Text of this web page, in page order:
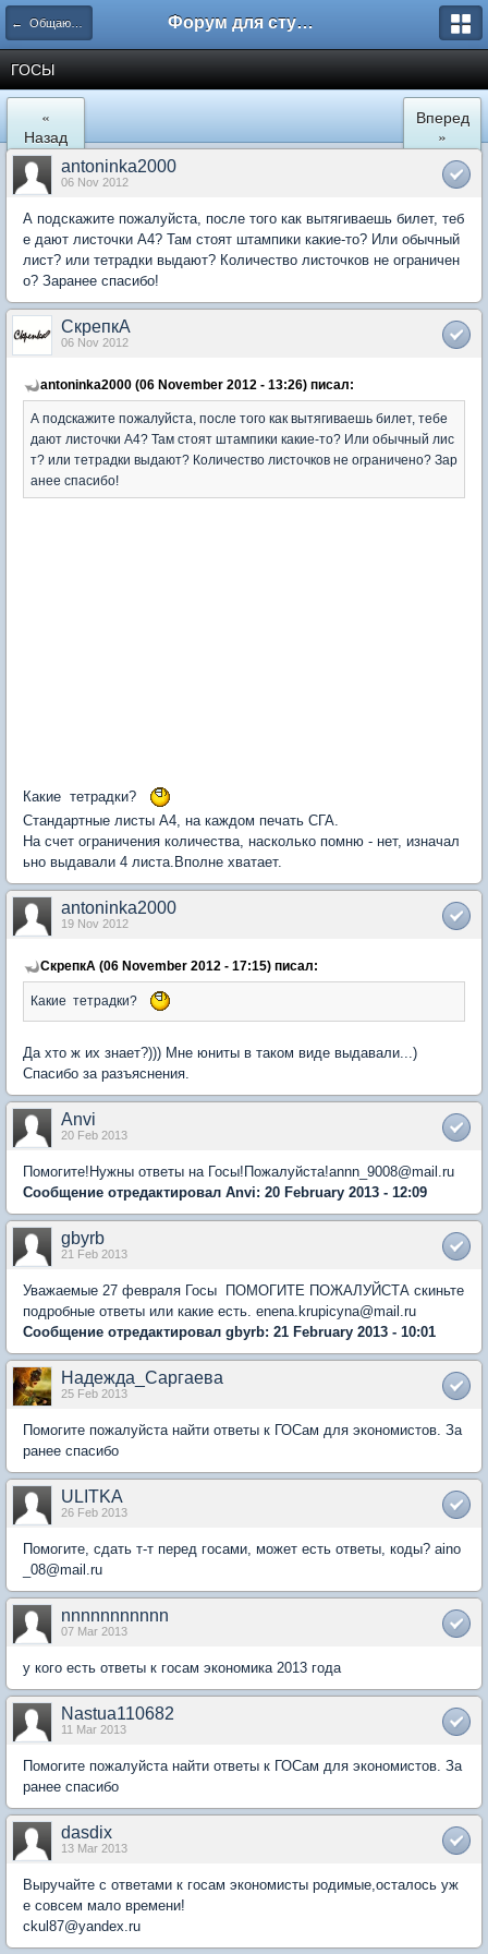
← Общаются экономисты Форум для студента СГА
ГОСЫ
«
Назад
Вперед
»
antoninka2000
06 Nov 2012
А подскажите пожалуйста, после того как вытягиваешь билет, теб
е дают листочки А4? Там стоят штампики какие-то? Или обычный
лист? или тетрадки выдают? Количество листочков не ограничен
о? Заранее спасибо!
СкрепкА
06 Nov 2012
antoninka2000 (06 November 2012 - 13:26) писал:
А подскажите пожалуйста, после того как вытягиваешь билет, тебе
дают листочки А4? Там стоят штампики какие-то? Или обычный лис
т? или тетрадки выдают? Количество листочков не ограничено? Зар
анее спасибо!
Какие тетрадки?
Стандартные листы А4, на каждом печать СГА.
На счет ограничения количества, насколько помню - нет, изначал
ьно выдавали 4 листа.Вполне хватает.
antoninka2000
19 Nov 2012
СкрепкА (06 November 2012 - 17:15) писал:
Какие тетрадки?
Да хто ж их знает?))) Мне юниты в таком виде выдавали...)
Спасибо за разъяснения.
Anvi
20 Feb 2013
Помогите!Нужны ответы на Госы!Пожалуйста!annn_9008@mail.ru
Сообщение отредактировал Anvi: 20 February 2013 - 12:09
gbyrb
21 Feb 2013
Уважаемые 27 февраля Госы ПОМОГИТЕ ПОЖАЛУЙСТА скиньте
подробные ответы или какие есть. enena.krupicyna@mail.ru
Сообщение отредактировал gbyrb: 21 February 2013 - 10:01
Надежда_Саргаева
25 Feb 2013
Помогите пожалуйста найти ответы к ГОСам для экономистов. За
ранее спасибо
ULITKA
26 Feb 2013
Помогите, сдать т-т перед госами, может есть ответы, коды? aino
_08@mail.ru
nnnnnnnnnnn
07 Mar 2013
у кого есть ответы к госам экономика 2013 года
Nastua110682
11 Mar 2013
Помогите пожалуйста найти ответы к ГОСам для экономистов. За
ранее спасибо
dasdix
13 Mar 2013
Выручайте с ответами к госам экономисты родимые,осталось уж
е совсем мало времени!
ckul87@yandex.ru